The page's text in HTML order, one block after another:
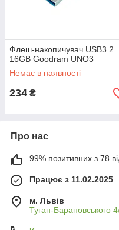
Флеш-накопичувач USB3.2
16GB Goodram UNO3
Немає в наявності
234 ₴
Про нас
99% позитивних з 78
Працює з 11.02.2025
м. Львів
Туган-Барановського